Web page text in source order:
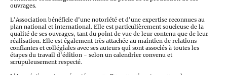
ouvrages.
L'Association bénéficie d'une notoriété et d'une expertise reconnues au
plan national et international. Elle est particulièrement soucieuse de la
qualité de ses ouvrages, tant du point de vue de leur contenu que de leur
réalisation. Elle est également très attachée au maintien de relations
confiantes et collégiales avec ses auteurs qui sont associés à toutes les
étapes du travail d'édition - selon un calendrier convenu et
scrupuleusement respecté.